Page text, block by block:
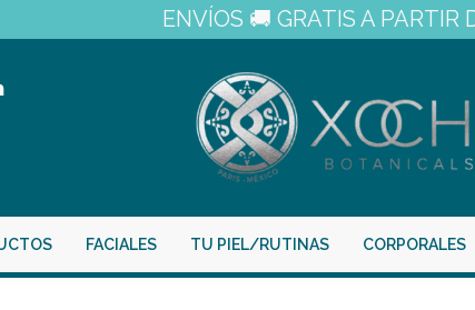
ENVÍOS 🚚 GRATIS A PARTIR
FACIALES TU PIEL/RUTINAS CORPORALES